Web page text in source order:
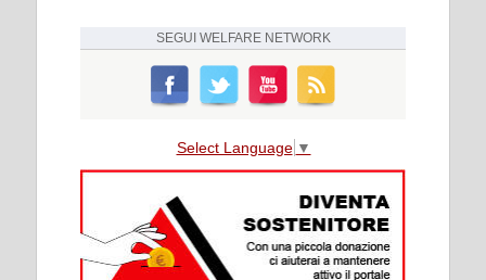
SEGUI WELFARE NETWORK
Select Language ▼